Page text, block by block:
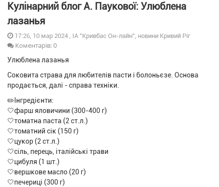
Кулінарний блог А. Паукової: Улюблена
лазанья
17:26, 10 мар 2024 , ІА "Кривбас Он-лайн", новини Кривий Ріг
Коментарів: 0
Улюблена лазанья
Соковита страва для любителів пасти і болоньєзе. Основа
продається, далі - справа техніки.
✏️Інгредієнти:
🤍фарш яловичини (300-400 г)
🤍томатна паста (2 ст.л.)
🤍томатний сік (150 г)
🤍цукор (2 ст.л.)
🤍сіль, перець, італійські трави
🤍цибуля (1 шт.)
🤍вершкове масло (20 г)
🤍печериці (300 г)